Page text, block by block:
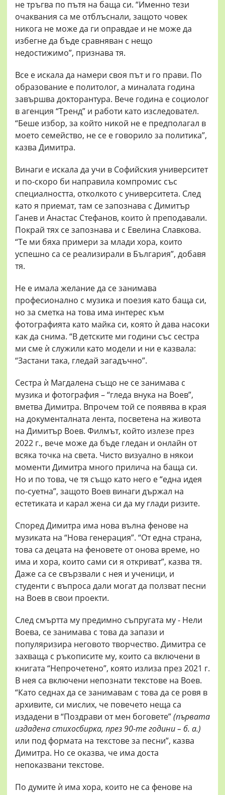
не тръгва по пътя на баща си. “Именно тези
очаквания са ме отблъснали, защото човек
никога не може да ги оправдае и не може да
избегне да бъде сравняван с нещо
недостижимо”, признава тя.
Все е искала да намери своя път и го прави. По
образование е политолог, а миналата година
завършва докторантура. Вече година е социолог
в агенция “Тренд” и работи като изследовател.
“Беше избор, за който никой не е предполагал в
моето семейство, не се е говорило за политика”,
казва Димитра.
Винаги е искала да учи в Софийския университет
и по-скоро би направила компромис със
специалността, отколкото с университета. След
като я приемат, там се запознава с Димитър
Ганев и Анастас Стефанов, които ѝ преподавали.
Покрай тях се запознава и с Евелина Славкова.
“Те ми бяха примери за млади хора, които
успешно са се реализирали в България”, добавя
тя.
Не е имала желание да се занимава
професионално с музика и поезия като баща си,
но за сметка на това има интерес към
фотографията като майка си, която ѝ дава насоки
как да снима. “В детските ми години със сестра
ми сме ѝ служили като модели и ни е казвала:
“Застани така, гледай загадъчно”.
Сестра ѝ Магдалена също не се занимава с
музика и фотография – “гледа внука на Воев”,
вметва Димитра. Впрочем той се появява в края
на документалната лента, посветена на живота
на Димитър Воев. Филмът, който излезе през
2022 г., вече може да бъде гледан и онлайн от
всяка точка на света. Чисто визуално в някои
моменти Димитра много прилича на баща си.
Но и по това, че тя също като него е “една идея
по-суетна”, защото Воев винаги държал на
естетиката и карал жена си да му глади ризите.
Според Димитра има нова вълна фенове на
музиката на “Нова генерация”. “От една страна,
това са децата на феновете от онова време, но
има и хора, които сами си я откриват”, казва тя.
Даже са се свързвали с нея и ученици, и
студенти с въпроса дали могат да ползват песни
на Воев в свои проекти.
След смъртта му предимно съпругата му - Нели
Воева, се занимава с това да запази и
популяризира неговото творчество. Димитра се
захваща с ръкописите му, които са включени в
книгата “Непрочетено”, която излиза през 2021 г.
В нея са включени непознати текстове на Воев.
“Като седнах да се занимавам с това да се ровя в
архивите, си мислих, че повечето неща са
издадени в “Поздрави от мен боговете”(първата
издадена стихосбирка, през 90-те години – б. а.)
или под формата на текстове за песни”, казва
Димитра. Но се оказва, че има доста
непоказвани текстове.
По думите ѝ има хора, които не са фенове на